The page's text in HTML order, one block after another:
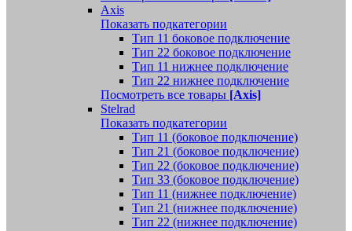
Axis
Показать подкатегории
Тип 11 боковое подключение
Тип 22 боковое подключение
Тип 11 нижнее подключение
Тип 22 нижнее подключение
Посмотреть все товары [Axis]
Stelrad
Показать подкатегории
Tип 11 (боковое подключение)
Тип 21 (боковое подключение)
Тип 22 (боковое подключение)
Тип 33 (боковое подключение)
Тип 11 (нижнее подключение)
Тип 21 (нижнее подключение)
Тип 22 (нижнее подключение)